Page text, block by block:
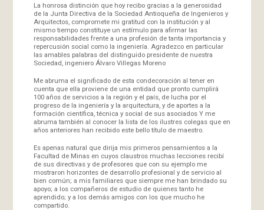
La honrosa distinción que hoy recibo gracias a la generosidad
de la Junta Directiva de la Sociedad Antioqueña de Ingenieros y
Arquitectos, compromete mi gratitud con la institución y al
mismo tiempo constituye un estímulo para afirmar las
responsabilidades frente a una profesión de tanta importancia y
repercusión social como la ingeniería. Agradezco en particular
las amables palabras del distinguido presidente de nuestra
Sociedad, ingeniero Álvaro Villegas Moreno
Me abruma el significado de esta condecoración al tener en
cuenta que ella proviene de una entidad que pronto cumplirá
100 años de servicios a la región y el país, de lucha por el
progreso de la ingeniería y la arquitectura, y de aportes a la
formación científica, técnica y social de sus asociados Y me
abruma también al conocer la lista de los ilustres colegas que en
años anteriores han recibido este bello título de maestro.
Es apenas natural que dirija mis primeros pensamientos a la
Facultad de Minas en cuyos claustros muchas lecciones recibí
de sus directivas y de profesores que con su ejemplo me
mostraron horizontes de desarrollo profesional y de servicio al
bien común; a mis familiares que siempre me han brindado su
apoyo; a los compañeros de estudio de quienes tanto he
aprendido; y a los demás amigos con los que mucho he
compartido.